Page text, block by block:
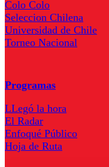
Colo Colo
Seleccion Chilena
Universidad de Chile
Torneo Nacional
Programas
LLegó la hora
El Radar
Enfoqué Público
Hoja de Ruta